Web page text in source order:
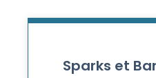
Sparks et